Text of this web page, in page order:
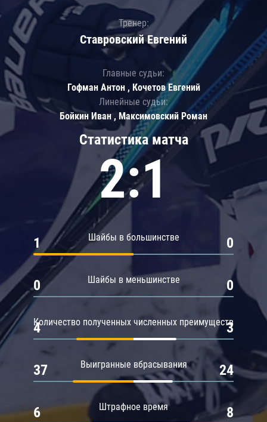
Статистика матча
2:1
Шайбы в большинстве
1 0
Шайбы в меньшинстве
0 0
Количество полученных численных преимуществ
4 3
Выигранные вбрасывания
37 24
Штрафное время
6 8
Тренер:
Ставровский Евгений
Главные судьи:
Гофман Антон , Кочетов Евгений
Линейные судьи:
Бойкин Иван , Максимовский Роман